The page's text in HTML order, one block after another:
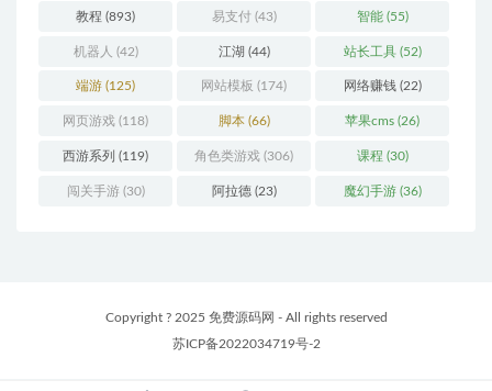
教程 (893) 易支付(43) 智能(55)
机器人 (42) 江湖 (44) 站长工具(52)
端游 (125) 网站模板 (174) 网络赚钱(22)
网页游戏 (118) 脚本(66) 苹果cms (26)
西游系列 (119) 角色类游戏 (306) 课程 (30)
闯关手游(30) 阿拉德(23) 魔幻手游(36)
Copyright ? 2025 免费源码网 - All rights reserved
苏ICP备2022034719号-2